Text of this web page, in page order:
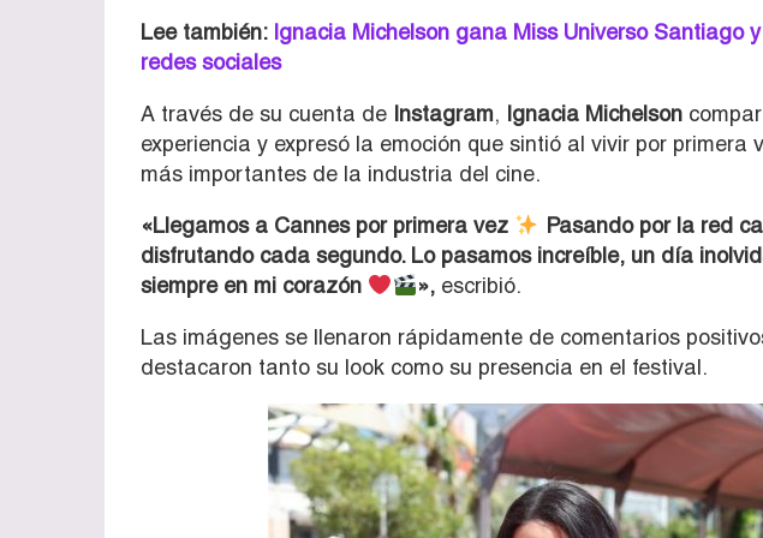
Lee también:Ignacia Michelson gana Miss Universo Santiago
redes sociales
A través de su cuenta de Instagram, Ignacia Michelson
experiencia y expresó la emoción que sintió al vivir por primera
más importantes de la industria del cine.
«Llegamos a Cannes por primera vez
Pasando por la red
disfrutando cada segundo. Lo pasamos increíble, un día
siempre en mi corazón
», escribió.
Las imágenes se llenaron rápidamente de comentarios
destacaron tanto su look como su presencia en el festival.